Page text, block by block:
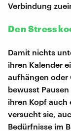
Verbindung
Den Stress
Damit nichts
ihren Kalender
aufhängen oder
bewusst
ihren Kopf auch
versucht sie,
Bedürfnisse im